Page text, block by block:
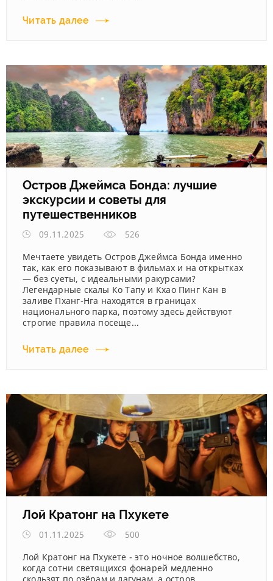
Читать далее
Остров Джеймса Бонда: лучшие
экскурсии и советы для
путешественников
09.11.2025
526
Мечтаете увидеть Остров Джеймса Бонда именно
так, как его показывают в фильмах и на открытках
— без суеты, с идеальными ракурсами?
Легендарные скалы Ко Тапу и Кхао Пинг Кан в
заливе Пханг-Нга находятся в границах
национального парка, поэтому здесь действуют
строгие правила посеще...
Читать далее
Лой Кратонг на Пхукете
01.11.2025
500
Лой Кратонг на Пхукете - это ночное волшебство,
когда сотни светящихся фонарей медленно
скользят по озёрам и лагунам, а остров